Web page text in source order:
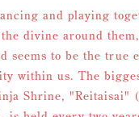
and playing
the divine around
seems to be the true
within us. The
Shrine, "Reitaisai"